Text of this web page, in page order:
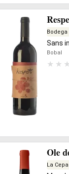
Bodega
Sans
Bobal
Ole
La